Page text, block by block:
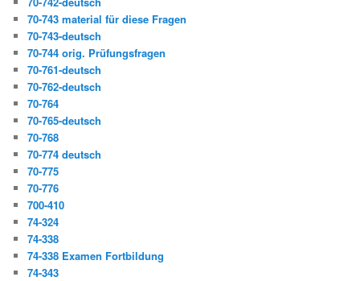
70-743 material für diese Fragen
70-743-deutsch
70-744 orig. Prüfungsfragen
70-761-deutsch
70-762-deutsch
70-764
70-765-deutsch
70-768
70-774 deutsch
70-775
70-776
700-410
74-324
74-338
74-338 Examen Fortbildung
74-343